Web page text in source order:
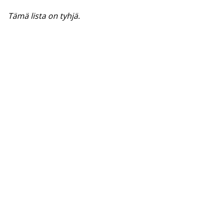
Tämä lista on tyhjä.